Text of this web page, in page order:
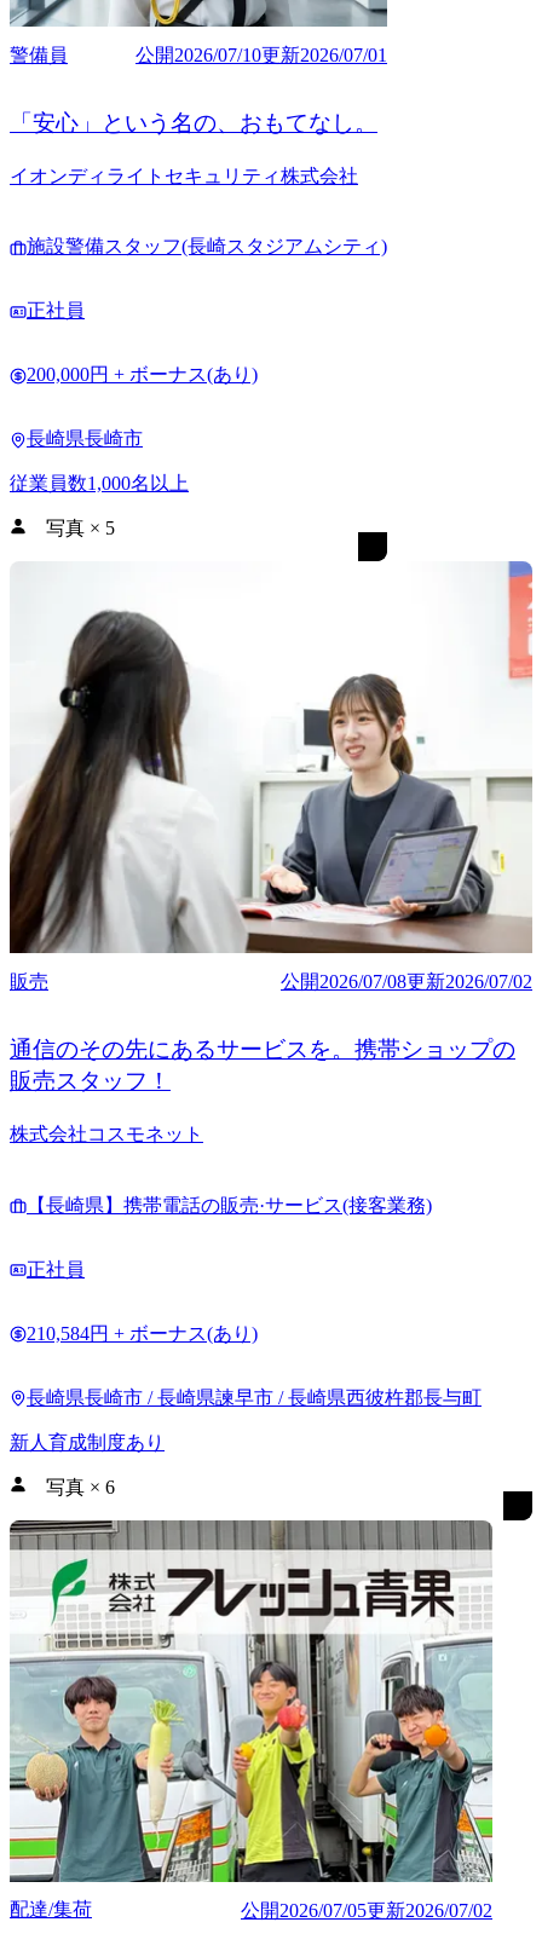
警備員 公開2026/07/10更新2026/07/01
「安心」という名の、おもてなし。
イオンディライトセキュリティ株式会社
施設警備スタッフ(長崎スタジアムシティ)
正社員
200,000円 + ボーナス(あり)
長崎県長崎市
従業員数1,000名以上
写真 × 5
販売 公開2026/07/08更新2026/07/02
通信のその先にあるサービスを。携帯ショップの
販売スタッフ！
株式会社コスモネット
【長崎県】携帯電話の販売·サービス(接客業務)
正社員
210,584円 + ボーナス(あり)
長崎県長崎市 / 長崎県諫早市 / 長崎県西彼杵郡長与町
新人育成制度あり
写真 × 6
配達/集荷 公開2026/07/05更新2026/07/02